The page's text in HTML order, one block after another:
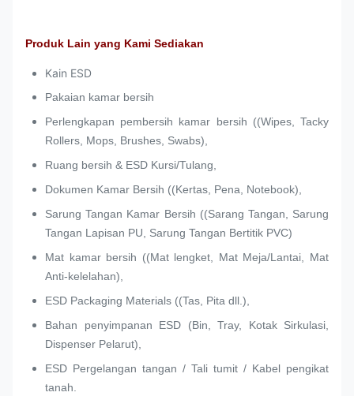
Produk Lain yang Kami Sediakan
Kain ESD
Pakaian kamar bersih
Perlengkapan pembersih kamar bersih ((Wipes, Tacky
Rollers, Mops, Brushes, Swabs),
Ruang bersih & ESD Kursi/Tulang,
Dokumen Kamar Bersih ((Kertas, Pena, Notebook),
Sarung Tangan Kamar Bersih ((Sarang Tangan, Sarung
Tangan Lapisan PU, Sarung Tangan Bertitik PVC)
Mat kamar bersih ((Mat lengket, Mat Meja/Lantai, Mat
Anti-kelelahan),
ESD Packaging Materials ((Tas, Pita dll.),
Bahan penyimpanan ESD (Bin, Tray, Kotak Sirkulasi,
Dispenser Pelarut),
ESD Pergelangan tangan / Tali tumit / Kabel pengikat
tanah.